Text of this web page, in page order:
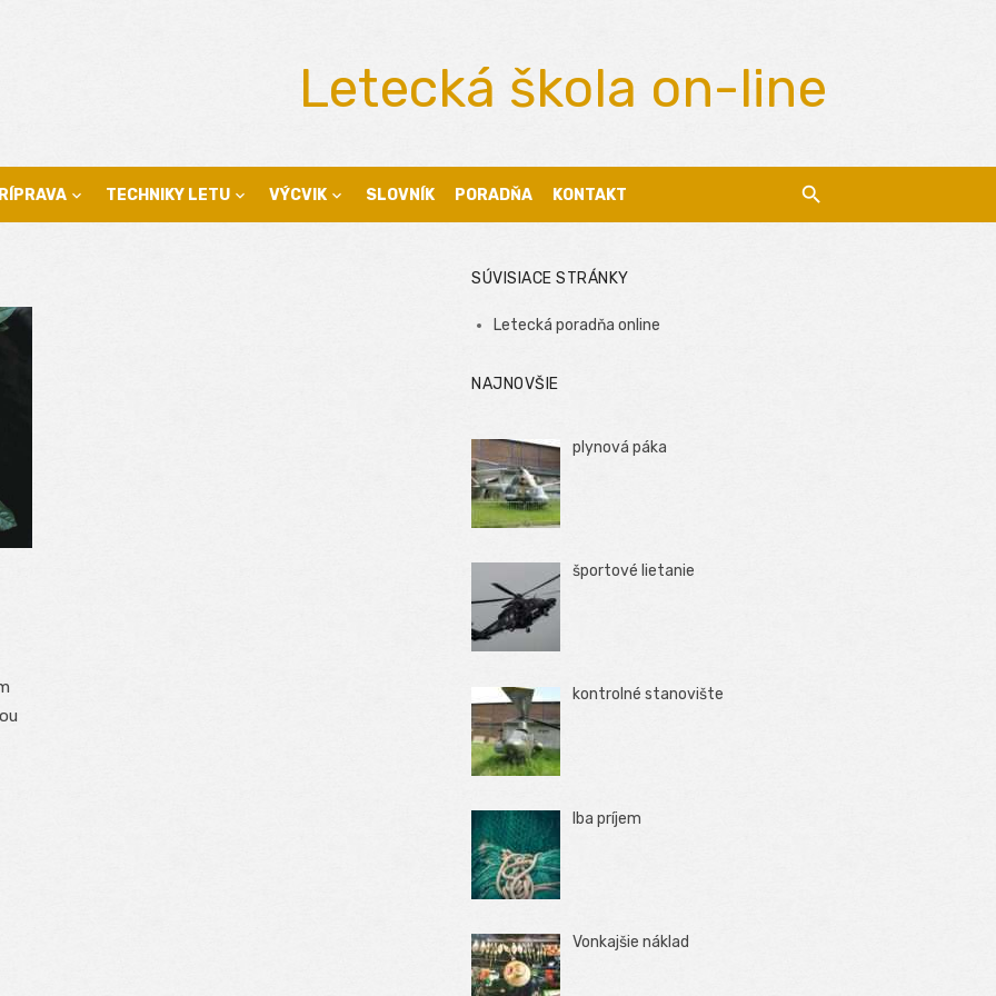
Letecká škola on-line
TECHNIKY LETU VÝCVIK SLOVNÍK PORADŇA KONTAKT
SÚVISIACE STRÁNKY
Letecká poradňa online
NAJNOVŠIE
plynová páka
športové lietanie
kontrolné stanovište
Iba príjem
Vonkajšie náklad